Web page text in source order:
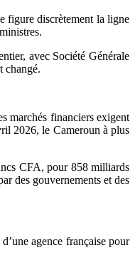
figure discrètement la ligne
avec Société Générale
changé.
marchés financiers exigent
2026, le Cameroun à plus
CFA, pour 858 milliards
des gouvernements et des
agence française pour